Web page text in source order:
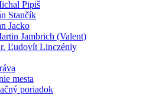
Pipiš
Stančík
Jacko
Jambrich (Valent)
Ľudovít Linczéniy
mesta
poriadok